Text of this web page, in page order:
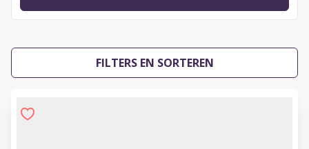
FILTERS EN SORTEREN